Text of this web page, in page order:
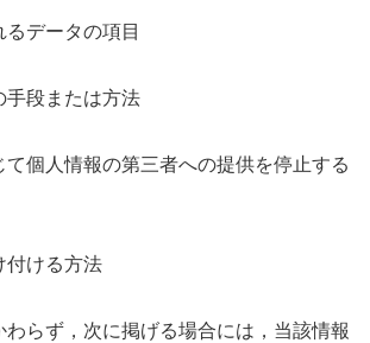
データの項目
手段または方法
個人情報の第三者への提供を停止する
付ける方法
らず，次に掲げる場合には，当該情報